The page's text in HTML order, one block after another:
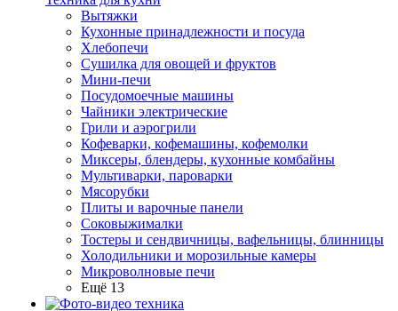
Вытяжки
Кухонные принадлежности и посуда
Хлебопечи
Сушилка для овощей и фруктов
Мини-печи
Посудомоечные машины
Чайники электрические
Грили и аэрогрили
Кофеварки, кофемашины, кофемолки
Миксеры, блендеры, кухонные комбайны
Мультиварки, пароварки
Мясорубки
Плиты и варочные панели
Соковыжималки
Тостеры и сендвичницы, вафельницы, блинницы
Холодильники и морозильные камеры
Микроволновые печи
Ещё 13